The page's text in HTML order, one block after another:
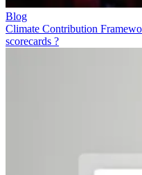
Blog
Climate Contribution
scorecards ?